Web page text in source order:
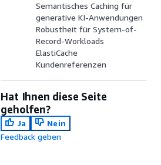
Semantisches Caching für
generative KI-Anwendungen
Robustheit für System-of-
Record-Workloads
ElastiCache
Kundenreferenzen
Hat Ihnen diese Seite
geholfen?
Ja
Nein
Feedback geben